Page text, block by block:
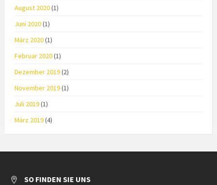
August 2020(1)
Juni 2020(1)
März 2020(1)
Februar 2020(1)
Dezember 2019(2)
November 2019(1)
Juli 2019(1)
März 2019(4)
SO FINDEN SIE UNS